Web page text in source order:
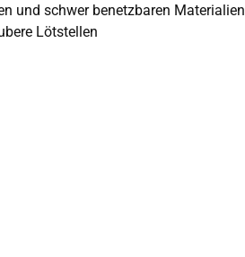
und schwer benetzbaren Materialien
Lötstellen